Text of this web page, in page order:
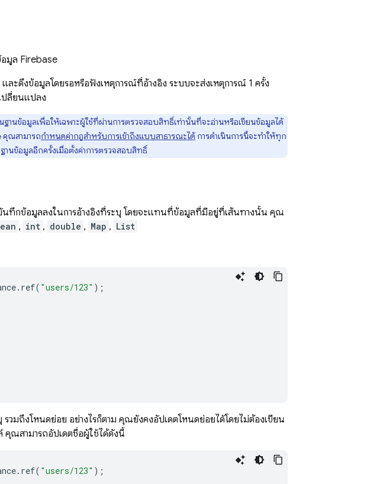
อมูล Firebase
และดึงข้อมูลโดยรอหรือฟังเหตุการณ์ที่อ้างอิง ระบบจะส่งเหตุการณ์ 1 ครั้ง
ปลี่ยนแปลง
ฐานข้อมูลเพื่อให้เฉพาะผู้ใช้ที่ผ่านการตรวจสอบสิทธิ์เท่านั้นที่จะอ่านหรือเขียนข้อมูลได้
คุณสามารถกำหนดค่ากฎสำหรับการเข้าถึงแบบสาธารณะได้ การดำเนินการนี้จะทำให้ทุก
านข้อมูลอีกครั้งเมื่อตั้งค่าการตรวจสอบสิทธิ์
นทึกข้อมูลลงในการอ้างอิงที่ระบุ โดยจะแทนที่ข้อมูลที่มีอยู่ที่เส้นทางนั้น คุณ
, int , double , Map , List
. ref( "users/123" );
ถึงโหนดย่อย อย่างไรก็ตาม คุณยังคงอัปเดตโหนดย่อยได้โดยไม่ต้องเขียน
คุณสามารถอัปเดตชื่อผู้ใช้ได้ดังนี้
. ref( "users/123" );